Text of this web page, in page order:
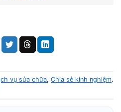
Gram không nhận
vụ sửa chữa, Chia sẻ kinh nghiệm.